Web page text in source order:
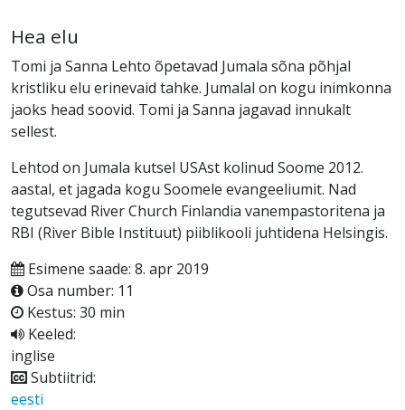
Hea elu
Tomi ja Sanna Lehto õpetavad Jumala sõna põhjal
kristliku elu erinevaid tahke. Jumalal on kogu inimkonna
jaoks head soovid. Tomi ja Sanna jagavad innukalt
sellest.
Lehtod on Jumala kutsel USAst kolinud Soome 2012.
aastal, et jagada kogu Soomele evangeeliumit. Nad
tegutsevad River Church Finlandia vanempastoritena ja
RBI (River Bible Instituut) piiblikooli juhtidena Helsingis.
Esimene saade: 8. apr 2019
Osa number: 11
Kestus: 30 min
Keeled:
inglise
Subtiitrid:
eesti